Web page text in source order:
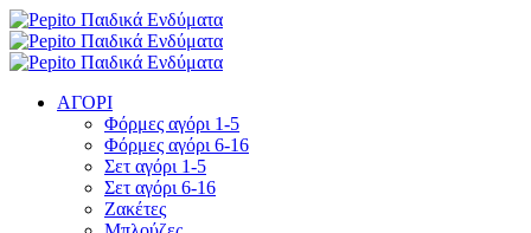
ΑΓΟΡΙ
Φόρμες αγόρι 1-5
Φόρμες αγόρι 6-16
Σετ αγόρι 1-5
Σετ αγόρι 6-16
Ζακέτες